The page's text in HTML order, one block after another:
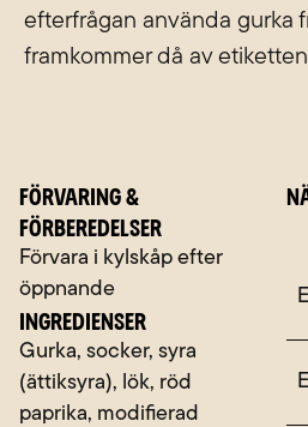
efterfrågan använda gurka
framkommer då av
FÖRVARING &
FÖRBEREDELSER
Förvara i kylskåp efter
öppnande
INGREDIENSER
Gurka, socker, syra
(ättiksyra), lök, röd
paprika, modifierad